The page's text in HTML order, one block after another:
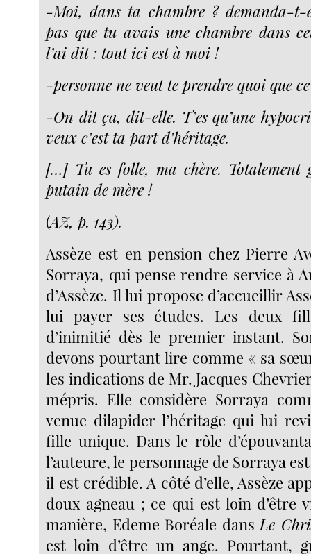
-Moi, dans ta chambre ? demanda-t-
pas que tu avais une chambre dans
l’ai dit : tout ici est à moi !
-personne ne veut te prendre quoi que
-On dit ça, dit-elle. T’es qu’une
veux c’est ta part d’héritage.
[…] Tu es folle, ma chère. Totalement
putain de mère !
(AZ, p. 143).
Assèze est en pension chez Pierre
Sorraya, qui pense rendre service à
d’Assèze. Il lui propose d’accueillir
lui payer ses études. Les deux
d’inimitié dès le premier instant.
devons pourtant lire comme « sa
les indications de Mr. Jacques
mépris. Elle considère Sorraya
venue dilapider l’héritage qui lui
fille unique. Dans le rôle
l’auteure, le personnage de Sorraya
il est crédible. A côté d’elle, Assèze
doux agneau ; ce qui est loin d’être
manière, Edeme Boréale dans Le
est loin d’être un ange. Pourtant,